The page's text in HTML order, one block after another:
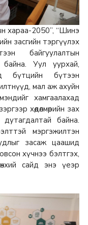
хараа-2050”, “Шинэ
засгийн тэргүүлэх
байгуулалтын
байна. Уул уурхай,
бүтээн
мал аж ахуйн
хамгаалахад
хөдөлмөрийн зах
байна.
мэргэжилтэн
засаж цаашид
хүчнээ бэлтгэх,
сайд энэ үеэр